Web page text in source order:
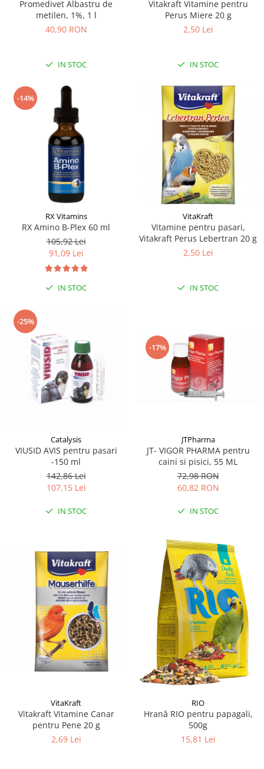
Sampoane si Balsamuri
Servetele Umede
Covorase absorbante
Igiena Catel
Perii si descalcitoare caini
Solutii Atractante si repelente
Custi transport - Pisici
Jucarii Pisici
Promedivet Albastru de
metilen, 1%, 1 l
40,90 RON
IN STOC
Vitakraft Vitamine pentru
Perus Miere 20 g
2,50 Lei
IN STOC
-14%
RX Vitamins
RX Amino B-Plex 60 ml
105,92 Lei
91,09 Lei
IN STOC
VitaKraft
Vitamine pentru pasari,
Vitakraft Perus Lebertran 20 g
2,50 Lei
IN STOC
-25%
Catalysis
VIUSID AVIS pentru pasari
-150 ml
142,86 Lei
107,15 Lei
IN STOC
-17%
JTPharma
JT- VIGOR PHARMA pentru
caini si pisici, 55 ML
72,98 RON
60,82 RON
IN STOC
VitaKraft
Vitakraft Vitamine Canar
pentru Pene 20 g
2,69 Lei
RIO
Hrană RIO pentru papagali,
500g
15,81 Lei